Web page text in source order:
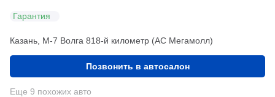
Гарантия
Казань, М-7 Волга 818-й километр (АС Мегамолл)
Позвонить в автосалон
Еще 9 похожих авто